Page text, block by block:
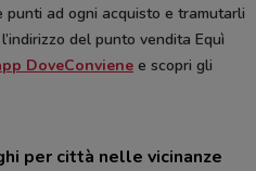
ad ogni acquisto e tramutarli
del punto vendita Equì
DoveConviene e scopri gli
per città nelle vicinanze